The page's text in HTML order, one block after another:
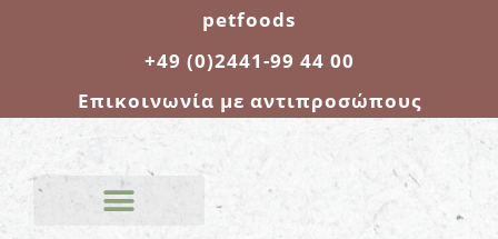
petfoods
+49 (0)2441-99 44 00
Επικοινωνία με αντιπροσώπους